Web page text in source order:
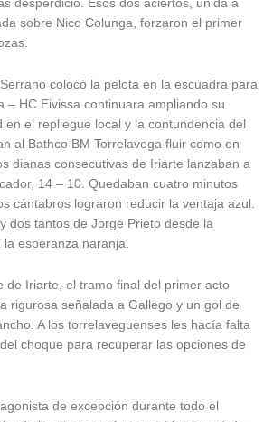
desperdició. Esos dos aciertos, unida a
sobre Nico Colunga, forzaron el primer
colocó la pelota en la escuadra para
– HC Eivissa continuara ampliando su
en el repliegue local y la contundencia del
al Bathco BM Torrelavega fluir como en
dianas consecutivas de Iriarte lanzaban a
14 – 10. Quedaban cuatro minutos
cántabros lograron reducir la ventaja azul.
dos tantos de Jorge Prieto desde la
esperanza naranja.
de Iriarte, el tramo final del primer acto
rigurosa señalada a Gallego y un gol de
A los torrelaveguenses les hacía falta
choque para recuperar las opciones de
de excepción durante todo el